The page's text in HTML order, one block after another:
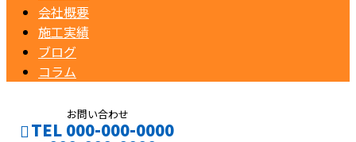
会社概要
施工実績
ブログ
コラム
お問い合わせ
TEL 000-000-0000